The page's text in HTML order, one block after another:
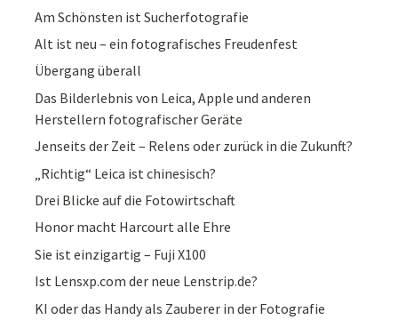
Am Schönsten ist Sucherfotografie
Alt ist neu – ein fotografisches Freudenfest
Übergang überall
Das Bilderlebnis von Leica, Apple und anderen
Herstellern fotografischer Geräte
Jenseits der Zeit – Relens oder zurück in die Zukunft?
„Richtig“ Leica ist chinesisch?
Drei Blicke auf die Fotowirtschaft
Honor macht Harcourt alle Ehre
Sie ist einzigartig – Fuji X100
Ist Lensxp.com der neue Lenstrip.de?
KI oder das Handy als Zauberer in der Fotografie